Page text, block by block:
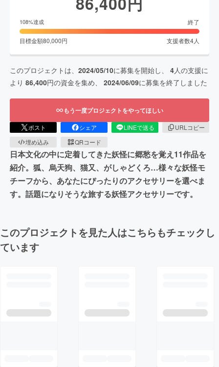
108%達成 終了
目標金額80,000円 支援者数4人
このプロジェクトは、 2024/05/10に募集を開始し、 4人の支援に
より 86,400円の資金を集め、 2024/06/09に募集を終了しました
もう一度プロジェクトをやってほしい
ポスト シェア LINEで送る
URLコピー
埋め込み
QRコード
日本文化の中に定着してきた妖怪に郷愁を覚え11作品を
紹介。狐、烏天狗、猫又、がしゃどくろ…様々な妖怪モ
チーフから、あなたにぴったりのアクセサリーを選べま
す。話題になりそうな旅する妖怪アクセサリーです。
このプロジェクトを見た人はこちらもチェックし
ています